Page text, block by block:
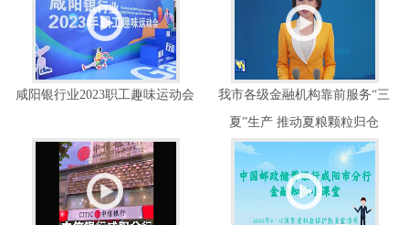
咸阳银行业2023职工趣味运动会
我市各级金融机构靠前服务“三
夏”生产 推动夏粮颗粒归仓